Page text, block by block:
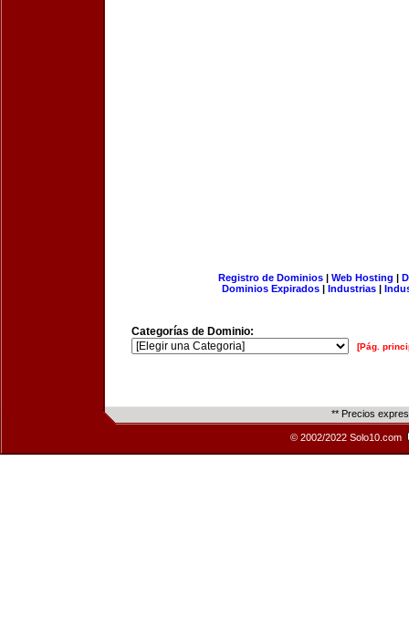
Registro de Dominios| Web Hosting |
Dominios Expirados | Industrias |
Categorías de Dominio:
[Pág.
** Precios
© 2002/2022 Solo10.com